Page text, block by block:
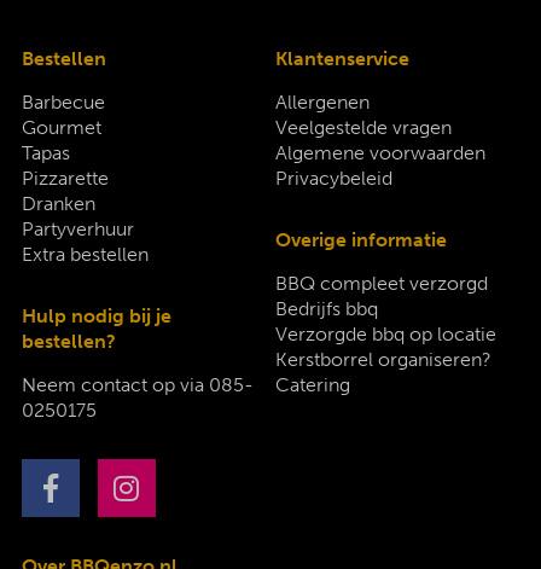
Bestellen
Barbecue
Gourmet
Tapas
Pizzarette
Dranken
Partyverhuur
Extra bestellen
Hulp nodig bij je
bestellen?
Neem contact op via 085-
0250175
Klantenservice
Allergenen
Veelgestelde vragen
Algemene voorwaarden
Privacybeleid
Overige informatie
BBQ compleet verzorgd
Bedrijfs bbq
Verzorgde bbq op locatie
Kerstborrel organiseren?
Catering